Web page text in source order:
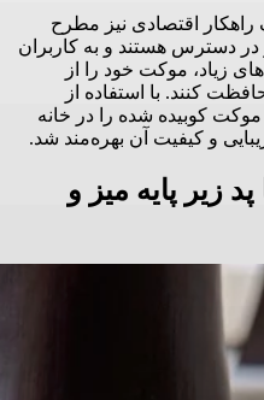
راهکار اقتصادی نیز مطرح
در دسترس هستند و به کاربران
زیاد، موکت خود را از
کنند. با استفاده از
کوبیده شده را در خانه
و کیفیت آن بهره‌مند شد.
زیر پایه میز و